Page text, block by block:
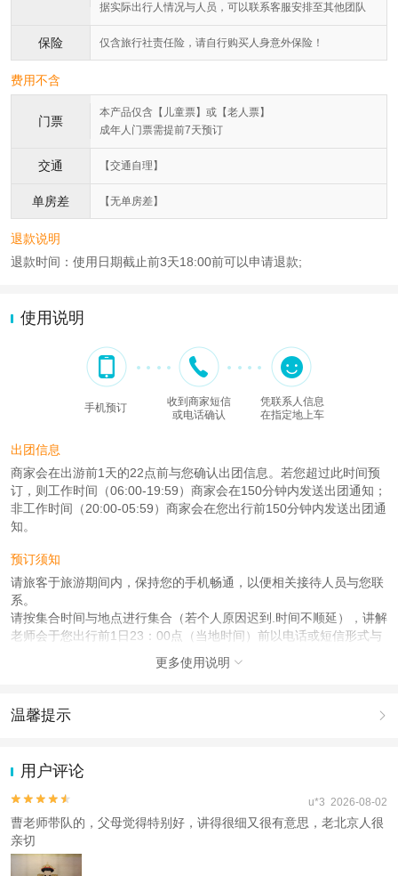
据实际出行人情况与人员，可以联系客服安排至其他团队
保险 仅含旅行社责任险，请自行购买人身意外保险！
费用不含
门票
本产品仅含【儿童票】或【老人票】
成年人门票需提前7天预订
交通 【交通自理】
单房差 【无单房差】
退款说明
退款时间：使用日期截止前3天18:00前可以申请退款;
使用说明
手机预订
收到商家短信
或电话确认
凭联系人信息
在指定地上车
出团信息
商家会在出游前1天的22点前与您确认出团信息。若您超过此时间预
订，则工作时间（06:00-19:59）商家会在150分钟内发送出团通知；
非工作时间（20:00-05:59）商家会在您出行前150分钟内发送出团通
知。
预订须知
请旅客于旅游期间内，保持您的手机畅通，以便相关接待人员与您联
系。
请按集合时间与地点进行集合（若个人原因迟到.时间不顺延），讲解
老师会于您出行前1日23：00点（当地时间）前以电话或短信形式与
您确认集合时间/地点/注意事项等，请务必保持手机通畅 。
1.【超载说明】宫候会提前按照下单人数为您准备讲解老师，同行若
有免费婴儿或临时增加参团人数，需要提前告知客服，因不诚信导致
2.【迟到说明】为减少同团客人等待时间，您需要准时抵达集合地
点，迟到>15分钟视为您主动放弃当日行程，无法退费哦。 行程中因
个人原因中途离开，视为自行放弃权益，不支持退款，敬请知悉；
3.因行程讲解大部分是在室内，请穿着舒适的衣服、鞋子，夏 季炎热
及天气多变，请备好防暑降温用品和雨伞；
4.行程中请保管好随身物品，尽量不要携带贵重物品出行，以防丢失
或被窃；
更多使用说明 
温馨提示 
动（如跳伞、潜水、滑雪等）前，请务必仔细阅读
2.为普及旅游安全知识及旅游文明公约，使您的旅程顺利圆满完成，
特制定《去哪儿网旅游安全手册》 ，请您认真阅读并切实遵守。
用户评论

 u*3 2026-08-02
曹老师带队的，父母觉得特别好，讲得很细又很有意思，老北京人很
亲切